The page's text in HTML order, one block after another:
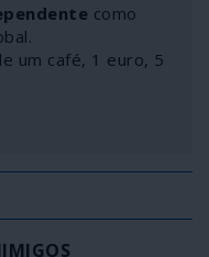
como
um café, 1 euro, 5